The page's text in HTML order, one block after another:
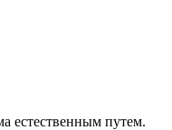
естественным путем.